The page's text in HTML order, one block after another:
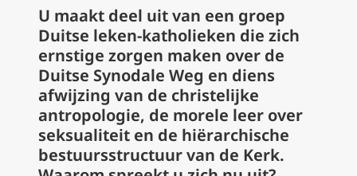
U maakt deel uit van een groep
Duitse leken-katholieken die zich
ernstige zorgen maken over de
Duitse Synodale Weg en diens
afwijzing van de christelijke
antropologie, de morele leer over
seksualiteit en de hiërarchische
bestuursstructuur van de Kerk.